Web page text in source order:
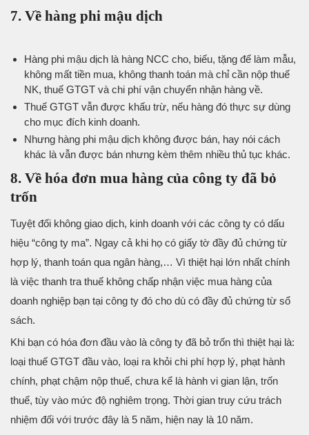
7. Về hàng phi mậu dịch
Hàng phi mậu dịch là hàng NCC cho, biếu, tặng để làm mẫu,
không mất tiền mua, không thanh toán mà chỉ cần nộp thuế
NK, thuế GTGT và chi phí vận chuyển nhận hàng về.
Thuế GTGT vẫn được khấu trừ, nếu hàng đó thực sự dùng
cho mục đích kinh doanh.
Nhưng hàng phi mậu dịch không được bán, hay nói cách
khác là vẫn được bán nhưng kèm thêm nhiều thủ tục khác.
8. Về hóa đơn mua hàng của công ty đã bỏ
trốn
Tuyệt đối không giao dịch, kinh doanh với các công ty có dấu
hiệu “công ty ma”. Ngay cả khi họ có giấy tờ đầy đủ chứng từ
hợp lý, thanh toán qua ngân hàng,… Vì thiệt hại lớn nhất chính
là việc thanh tra thuế không chấp nhận việc mua hàng của
doanh nghiệp bạn tại công ty đó cho dù có đầy đủ chứng từ sổ
sách.
Khi bạn có hóa đơn đầu vào là công ty đã bỏ trốn thì thiệt hại là:
loại thuế GTGT đầu vào, loại ra khỏi chi phí hợp lý, phạt hành
chính, phạt chậm nộp thuế, chưa kể là hành vi gian lận, trốn
thuế, tùy vào mức độ nghiêm trọng. Thời gian truy cứu trách
nhiệm đối với trước đây là 5 năm, hiện nay là 10 năm.